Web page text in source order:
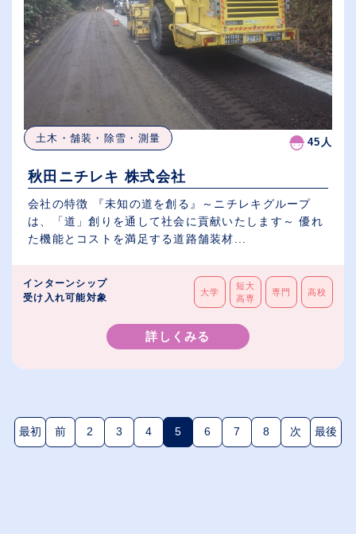
土木・舗装・除雪・測量 45人
秋田ニチレキ 株式会社
会社の特徴 『未知の道を創る』～ニチレキグループ
は、「道」創りを通して社会に貢献いたします～ 優れ
た機能とコストを満足する道路舗装材...
インターンシップ
受け入れ可能対象
大学
短大
高専
専門 高校
詳しくみる
最初 前 2 3 4 5(現在のページ)
6 7 8 次 最後